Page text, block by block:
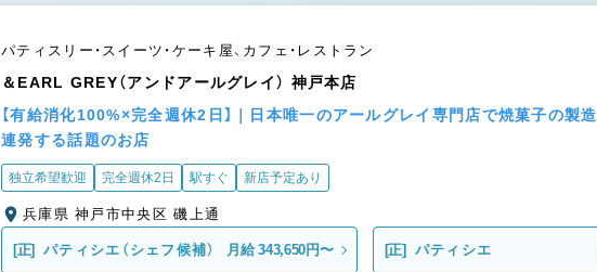
パティスリー・スイーツ・ケーキ屋、カフェ・レストラン
＆EARL GREY（アンドアールグレイ） 神戸本店
【有給消化100%×完全週休2日】｜日本唯一のアールグレイ専門店で焼菓子の製
連発する話題のお店
独立希望歓迎 完全週休2日 駅すぐ 新店予定あり
兵庫県 神戸市中央区 磯上通
[正] パティシエ（シェフ候補） 月給 343,650円〜 [正] パティシエ